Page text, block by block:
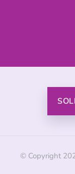
© Copyright